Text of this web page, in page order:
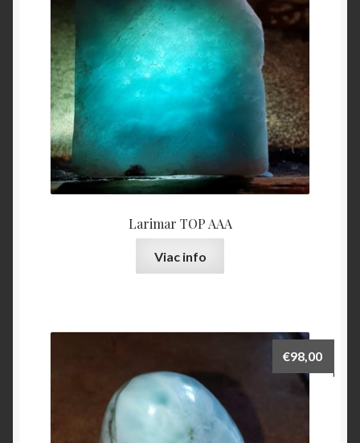
Larimar TOP AAA
Viac info
€98,00